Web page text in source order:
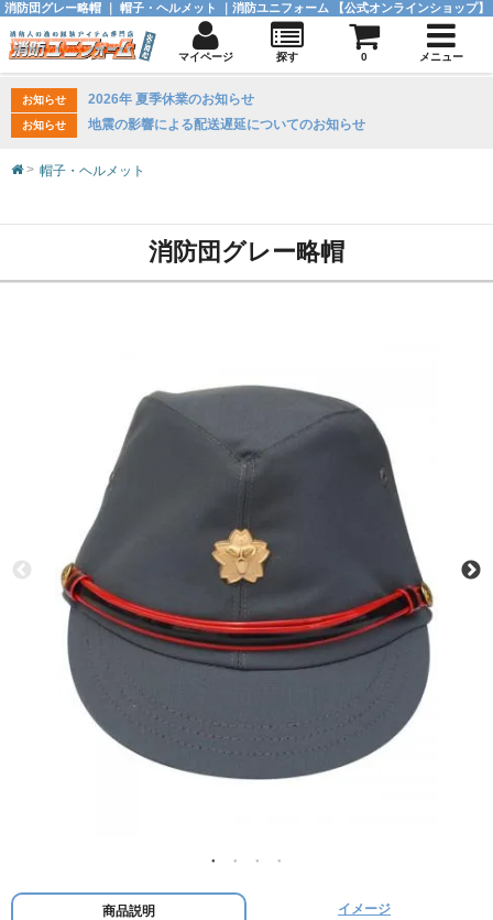
お知らせ 2026年 夏季休業のお知らせ
お知らせ 地震の影響による配送遅延についてのお知らせ
帽子・ヘルメット
消防団グレー略帽
商品説明 イメージ
消防団グレー略帽 ｜ 帽子・ヘルメット ｜消防ユニフォーム 【公式オンラインショップ】
マイページ 探す 0 メニュー